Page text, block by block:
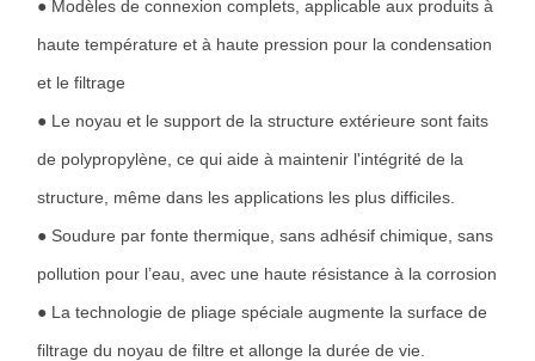
● Modèles de connexion complets, applicable aux produits à
haute température et à haute pression pour la condensation
et le filtrage
● Le noyau et le support de la structure extérieure sont faits
de polypropylène, ce qui aide à maintenir l'intégrité de la
structure, même dans les applications les plus difficiles.
● Soudure par fonte thermique, sans adhésif chimique, sans
pollution pour l’eau, avec une haute résistance à la corrosion
● La technologie de pliage spéciale augmente la surface de
filtrage du noyau de filtre et allonge la durée de vie.